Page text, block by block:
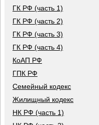
ГК РФ (часть 1)
ГК РФ (часть 2)
ГК РФ (часть 3)
ГК РФ (часть 4)
КоАП РФ
ГПК РФ
Семейный кодекс
Жилищный кодекс
НК РФ (часть 1)